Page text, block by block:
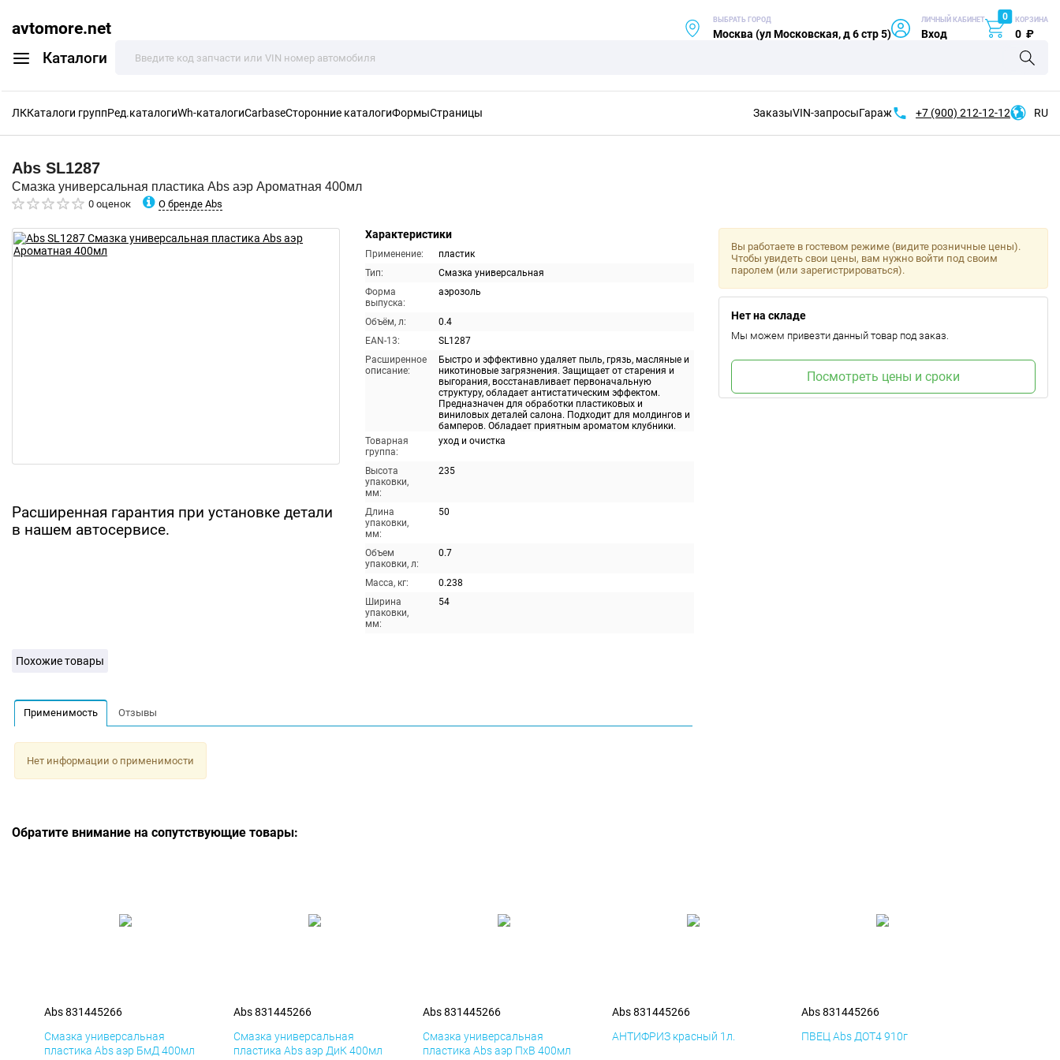
avtomore.net
Каталоги
ВЫБРАТЬ ГОРОД
Москва (ул Московская, д 6 стр 5)
ЛИЧНЫЙ КАБИНЕТ
Вход
0 КОРЗИНА
0 ₽
ЛККаталоги группРед.каталогиWh-каталогиCarbaseСторонние каталогиФормыСтраницы ЗаказыVIN-запросыГараж +7 (900) 212-12-12 RU
Abs SL1287
Смазка универсальная пластика Abs аэр Ароматная 400мл
0 оценок О бренде Abs
Расширенная гарантия при установке детали
в нашем автосервисе.
Характеристики
Применение:
пластик
Тип:
Смазка универсальная
Форма
выпуска:
аэрозоль
Объём, л:
0.4
EAN-13:
SL1287
Расширенное
описание:
Быстро и эффективно удаляет пыль, грязь, масляные и
никотиновые загрязнения. Защищает от старения и
выгорания, восстанавливает первоначальную
структуру, обладает антистатическим эффектом.
Предназначен для обработки пластиковых и
виниловых деталей салона. Подходит для молдингов и
бамперов. Обладает приятным ароматом клубники.
Товарная
группа:
уход и очистка
Высота
упаковки,
мм:
235
Длина
упаковки,
мм:
50
Объем
упаковки, л:
0.7
Масса, кг:
0.238
Ширина
упаковки,
мм:
54
Вы работаете в гостевом режиме (видите розничные цены).
Чтобы увидеть свои цены, вам нужно войти под своим
паролем (или зарегистрироваться).
Нет на складе
Мы можем привезти данный товар под заказ.
Посмотреть цены и сроки
Похожие товары
Применимость Отзывы
Нет информации о применимости
Обратите внимание на сопутствующие товары:
Abs 831445266
Смазка универсальная
пластика Abs аэр БмД 400мл
Abs 831445266
Смазка универсальная
пластика Abs аэр ДиК 400мл
Abs 831445266
Смазка универсальная
пластика Abs аэр ПхВ 400мл
Abs 831445266
АНТИФРИЗ красный 1л.
Abs 831445266
ПВЕЦ Abs ДОТ4 910г